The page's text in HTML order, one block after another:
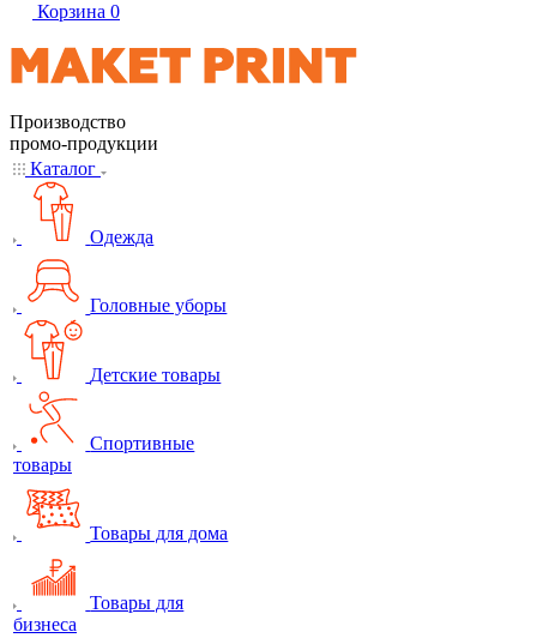
Корзина 0
Производство
промо-продукции
Каталог
Одежда
Головные уборы
Детские товары
Спортивные
товары
Товары для дома
Товары для
бизнеса